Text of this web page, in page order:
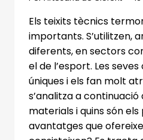
Els teixits tècnics
importants. S’utilitzen,
diferents, en sectors
el de l’esport. Les
úniques i els fan molt
s’analitza a continuació
materials i quins són
avantatges que